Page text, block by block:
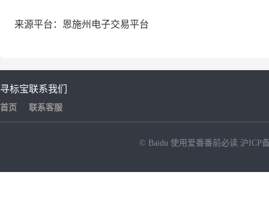
来源平台：恩施州电子交易平台
寻标宝
首页
联系我们
联系客服
© Baidu 使用爱番番前必读 沪ICP